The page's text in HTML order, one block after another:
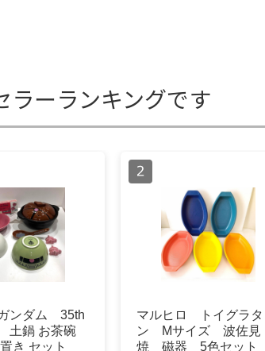
ラーランキングです
ンダム 35th
土鍋 お茶碗
き セット
マルヒロ トイグラタ
ン Мサイズ 波佐見
焼 磁器 5色セット